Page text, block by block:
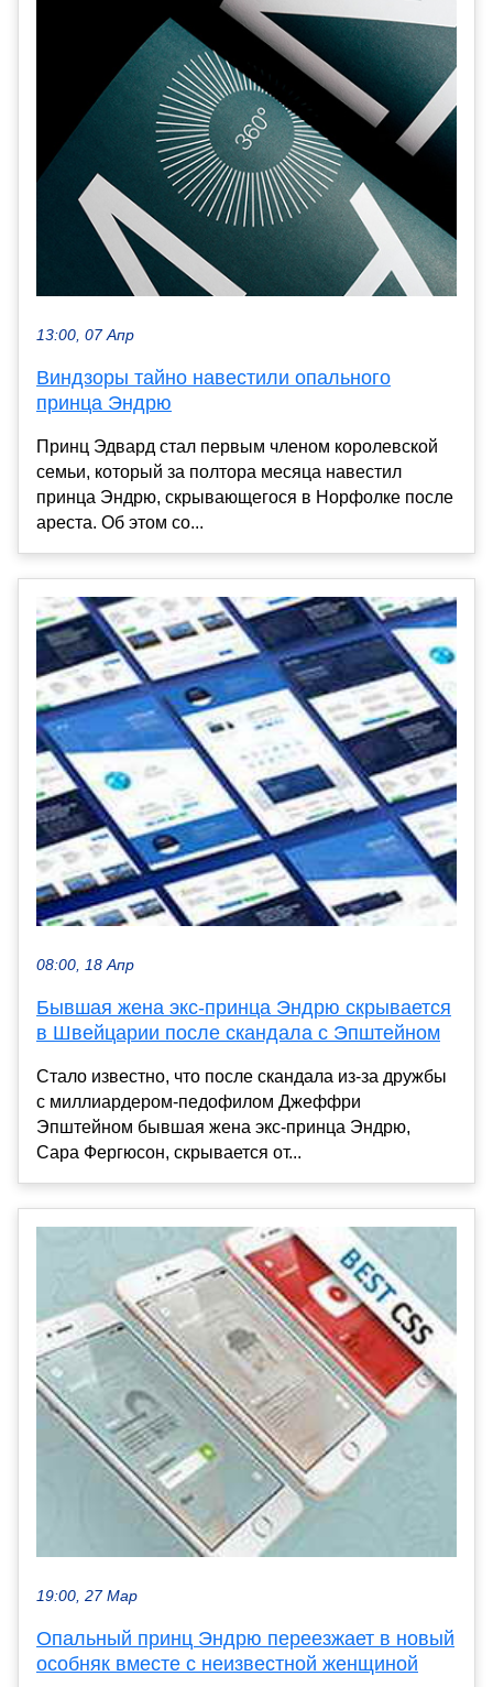
13:00, 07 Апр
Виндзоры тайно навестили опального
принца Эндрю
Принц Эдвард стал первым членом королевской
семьи, который за полтора месяца навестил
принца Эндрю, скрывающегося в Норфолке после
ареста. Об этом со...
08:00, 18 Апр
Бывшая жена экс-принца Эндрю скрывается
в Швейцарии после скандала с Эпштейном
Стало известно, что после скандала из-за дружбы
с миллиардером-педофилом Джеффри
Эпштейном бывшая жена экс-принца Эндрю,
Сара Фергюсон, скрывается от...
19:00, 27 Мар
Опальный принц Эндрю переезжает в новый
особняк вместе с неизвестной женщиной